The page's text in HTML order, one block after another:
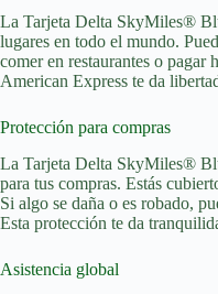
La Tarjeta Delta SkyMiles®
lugares en todo el mundo.
comer en restaurantes o pagar
American Express te da
Protección para compras
La Tarjeta Delta SkyMiles®
para tus compras. Estás
Si algo se daña o es robado,
Esta protección te da
Asistencia global